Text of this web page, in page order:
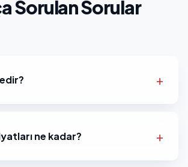
Sorulan Sorular
ne kadar?